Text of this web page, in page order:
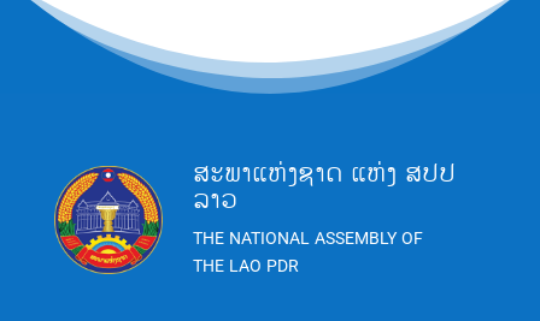
ສະພາແຫ່ງຊາດ ແຫ່ງ ສປປ
ລາວ
THE NATIONAL ASSEMBLY OF
THE LAO PDR